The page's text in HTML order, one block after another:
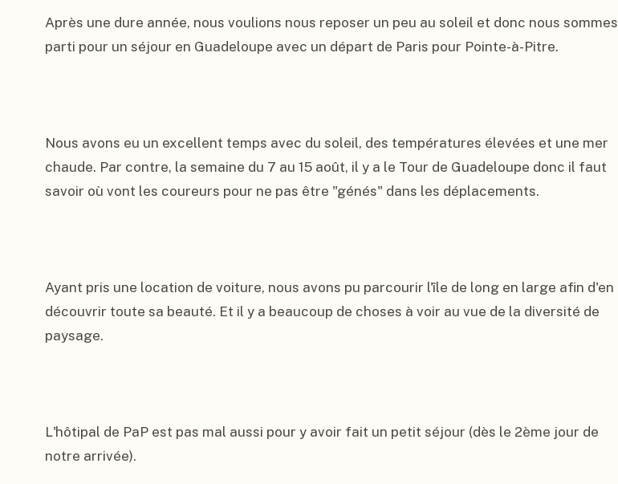
Après une dure année, nous voulions nous reposer un peu au soleil et donc nous sommes
parti pour un séjour en Guadeloupe avec un départ de Paris pour Pointe-à-Pitre.
Nous avons eu un excellent temps avec du soleil, des températures élevées et une mer
chaude. Par contre, la semaine du 7 au 15 août, il y a le Tour de Guadeloupe donc il faut
savoir où vont les coureurs pour ne pas être "génés" dans les déplacements.
Ayant pris une location de voiture, nous avons pu parcourir l'île de long en large afin d'en
découvrir toute sa beauté. Et il y a beaucoup de choses à voir au vue de la diversité de
paysage.
L'hôtipal de PaP est pas mal aussi pour y avoir fait un petit séjour (dès le 2ème jour de
notre arrivée).